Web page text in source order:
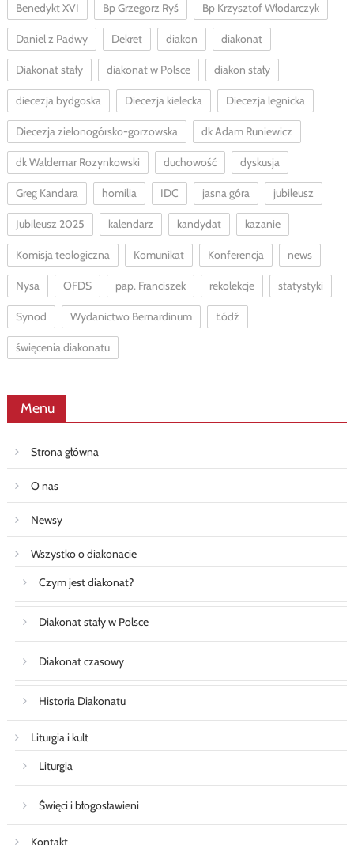
Benedykt XVI Bp Grzegorz Ryś Bp Krzysztof Włodarczyk
Daniel z Padwy Dekret diakon diakonat
Diakonat stały diakonat w Polsce diakon stały
diecezja bydgoska Diecezja kielecka Diecezja legnicka
Diecezja zielonogórsko-gorzowska dk Adam Runiewicz
dk Waldemar Rozynkowski duchowość dyskusja
Greg Kandara homilia IDC jasna góra jubileusz
Jubileusz 2025 kalendarz kandydat kazanie
Komisja teologiczna Komunikat Konferencja news
Nysa OFDS pap. Franciszek rekolekcje statystyki
Synod Wydanictwo Bernardinum Łódź
święcenia diakonatu
Menu
Strona główna
O nas
Newsy
Wszystko o diakonacie
Czym jest diakonat?
Diakonat stały w Polsce
Diakonat czasowy
Historia Diakonatu
Liturgia i kult
Liturgia
Święci i błogosławieni
Kontakt